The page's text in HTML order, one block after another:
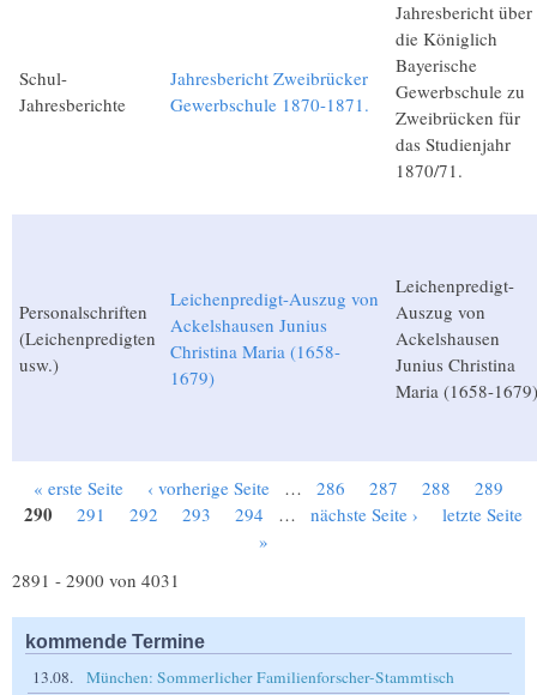
Schul-
Jahresberichte
Jahresbericht Zweibrücker
Gewerbschule 1870-1871.
Jahresbericht über
die Königlich
Bayerische
Gewerbschule zu
Zweibrücken für
das Studienjahr
1870/71.
Personalschriften
(Leichenpredigten
usw.)
Leichenpredigt-Auszug von
Ackelshausen Junius
Christina Maria (1658-
1679)
Leichenpredigt-
Auszug von
Ackelshausen
Junius Christina
Maria (1658-1679)
Seiten
« erste Seite ‹ vorherige Seite … 286 287 288 289
290 291 292 293 294 … nächste Seite ›
letzte Seite
»
2891 - 2900 von 4031
kommende Termine
13.08.
München: Sommerlicher Familienforscher-Stammtisch